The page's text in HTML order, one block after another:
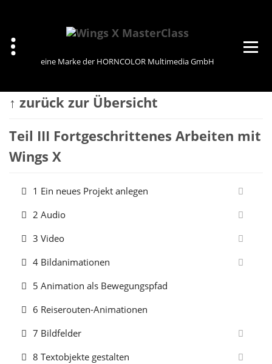
eine Marke der HORNCOLOR Multimedia GmbH
↑ zurück zur Übersicht
Teil III Fortgeschrittenes Arbeiten mit
Wings X
1 Ein neues Projekt anlegen
2 Audio
3 Video
4 Bildanimationen
5 Animation als Bewegungspfad
6 Reiserouten-Animationen
7 Bildfelder
8 Textobjekte gestalten